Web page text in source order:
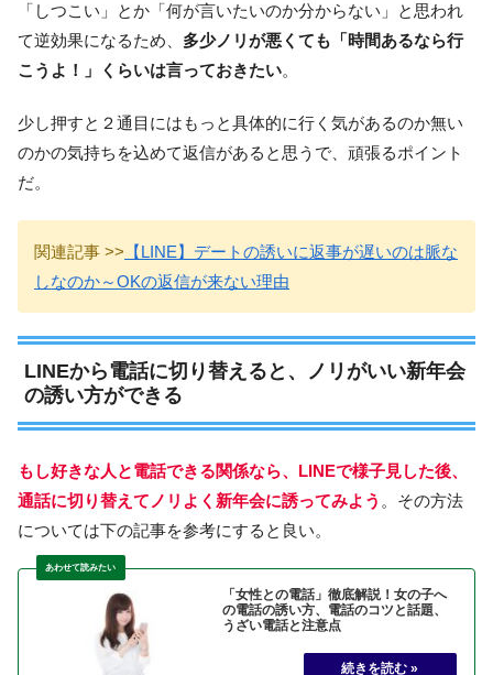
「しつこい」とか「何が言いたいのか分からない」と思われ
て逆効果になるため、 多少ノリが悪くても「時間あるなら行
こうよ！」くらいは言っておきたい。
少し押すと２通目にはもっと具体的に行く気があるのか無い
のかの気持ちを込めて返信があると思うで、頑張るポイント
だ。
関連記事 >> 【LINE】デートの誘いに返事が遅いのは脈な
しなのか～OKの返信が来ない理由
LINEから電話に切り替えると、ノリがいい新年会
の誘い方ができる
もし好きな人と電話できる関係なら、LINEで様子見した後、
通話に切り替えてノリよく新年会に誘ってみよう 。その方法
については下の記事を参考にすると良い。
「女性との電話」徹底解説！女の子へ
の電話の誘い方、電話のコツと話題、
うざい電話と注意点